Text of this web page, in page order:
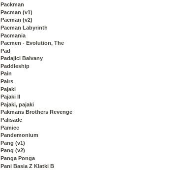
Packman
Pacman (v1)
Pacman (v2)
Pacman Labyrinth
Pacmania
Pacmen - Evolution, The
Pad
Padajici Balvany
Paddleship
Pain
Pairs
Pajaki
Pajaki II
Pajaki, pajaki
Pakmans Brothers Revenge
Palisade
Pamiec
Pandemonium
Pang (v1)
Pang (v2)
Panga Ponga
Pani Basia Z Klatki B